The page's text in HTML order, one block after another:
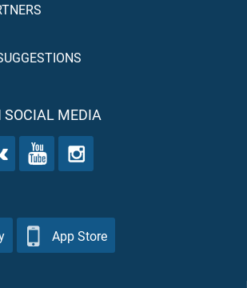
SOCIAL MEDIA
App Store